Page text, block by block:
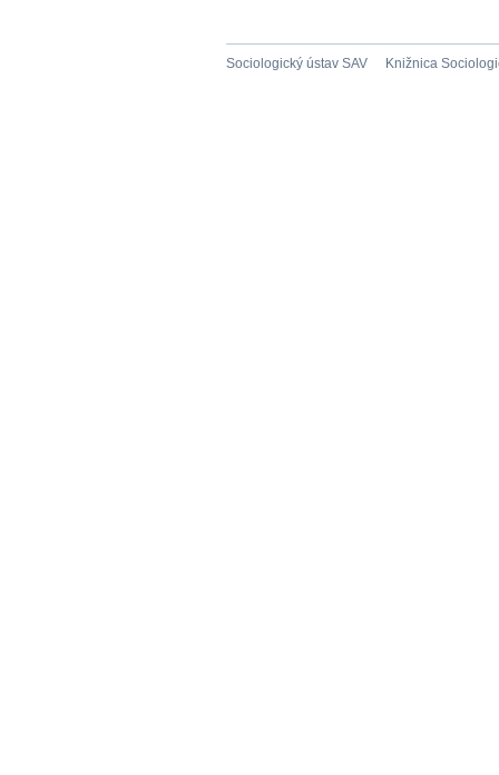
Sociologický ústav SAV Knižnica